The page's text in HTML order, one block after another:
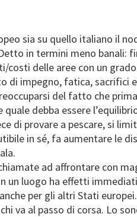
sia su quello italiano il
in termini meno
costi delle aree con un
di impegno, fatica, sacrifici
del fatto che
debba essere
di provare a pescare, si
in sé, fa aumentare le
ad affrontare con
un luogo ha effetti
per gli altri Stati
va al passo di corsa. Lo